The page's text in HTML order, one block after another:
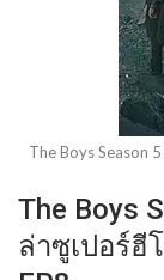
The Boys Season
The Boys
ล่าซูเปอร์ฮี